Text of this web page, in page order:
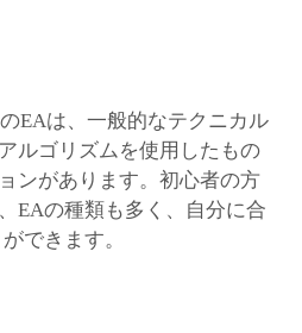
EAは、一般的なテクニカル
ルゴリズムを使用したもの
ンがあります。初心者の方
EAの種類も多く、自分に合
できます。